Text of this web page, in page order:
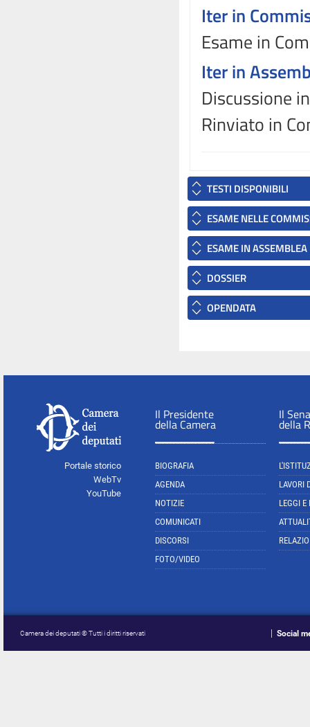
Iter in
Esame in
Iter in
Discussione
Rinviato in
TESTI DISPONIBILI
ESAME NELLE
ESAME IN ASSEMBLEA
DOSSIER
OPENDATA
Portale storico
WebTv
YouTube
Il Presidente
della Camera
BIOGRAFIA
AGENDA
NOTIZIE
COMUNICATI
DISCORSI
FOTO/VIDEO
Il
della
LAVORI
LEGGI E
Camera dei deputati © Tutti i diritti riservati Social